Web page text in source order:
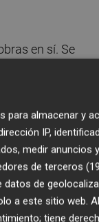
en sí. Se
muchísimo
problema de
almacenar y
IP,
medir anuncios
de terceros
datos de
a este sitio web.
tiene